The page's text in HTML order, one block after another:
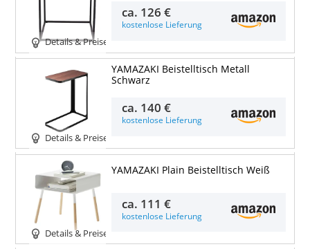
Details & Preise
ca. 126 €
kostenlose Lieferung
Details & Preise
YAMAZAKI Beistelltisch Metall
Schwarz
ca. 140 €
kostenlose Lieferung
Details & Preise
YAMAZAKI Plain Beistelltisch Weiß
ca. 111 €
kostenlose Lieferung